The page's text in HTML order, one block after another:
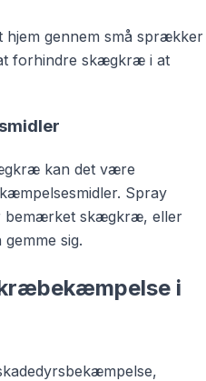
gennem små sprækker
forhindre skægkræ i at
kan det være
Spray
bemærket skægkræ, eller
sig.
i